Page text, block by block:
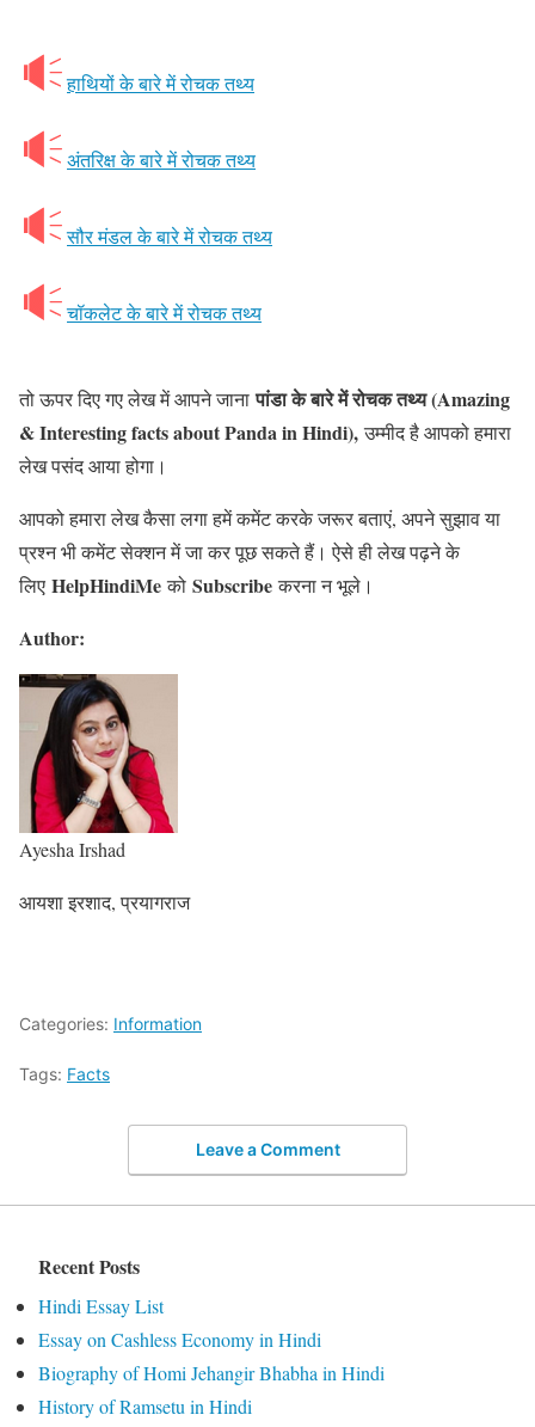
हाथियों के बारे में रोचक तथ्य
अंतरिक्ष के बारे में रोचक तथ्य
सौर मंडल के बारे में रोचक तथ्य
चॉकलेट के बारे में रोचक तथ्य
तो ऊपर दिए गए लेख में आपने जानापांडा के बारे में रोचक तथ्य (Amazing
& Interesting facts about Panda in Hindi),उम्मीद है आपको हमारा
लेख पसंद आया होगा।
आपको हमारा लेख कैसा लगा हमें कमेंट करके जरूर बताएं, अपने सुझाव या
प्रश्न भी कमेंट सेक्शन में जा कर पूछ सकते हैं। ऐसे ही लेख पढ़ने के
लिए HelpHindiMeको Subscribeकरना न भूले।
Author:
Ayesha Irshad
आयशा इरशाद, प्रयागराज
Categories: Information
Tags: Facts
Leave a Comment
Recent Posts
Hindi Essay List
Essay on Cashless Economy in Hindi
Biography of Homi Jehangir Bhabha in Hindi
History of Ramsetu in Hindi